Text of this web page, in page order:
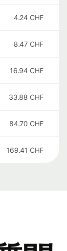
4.24 CHF
8.47 CHF
16.94 CHF
33.88 CHF
84.70 CHF
169.41 CHF